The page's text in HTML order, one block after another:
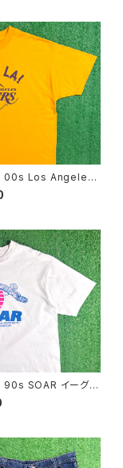
00s Los Angeles
Tシャツ / NB
ャツ T-Shirt 古着 2
90s SOAR イーグル
シャツ / アメリカ製 U
代 ティーシャツ T-